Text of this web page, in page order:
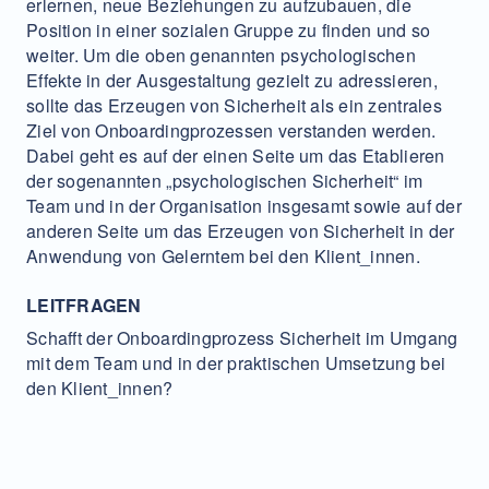
Position in einer sozialen Gruppe zu finden und so
weiter. Um die oben genannten psychologischen
Effekte in der Ausgestaltung gezielt zu adressieren,
sollte das Erzeugen von Sicherheit als ein zentrales
Ziel von Onboardingprozessen verstanden werden.
Dabei geht es auf der einen Seite um das Etablieren
der sogenannten „psychologischen Sicherheit“ im
Team und in der Organisation insgesamt sowie auf der
anderen Seite um das Erzeugen von Sicherheit in der
Anwendung von Gelerntem bei den Klient_innen.
LEITFRAGEN
Schafft der Onboardingprozess Sicherheit im Umgang
mit dem Team und in der praktischen Umsetzung bei
den Klient_innen?